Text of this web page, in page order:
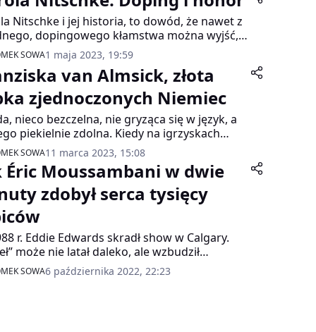
Nitschke i jej historia, to dowód, że nawet z
dopingowego kłamstwa można wyjść,
resztki honoru…
SOWA1 maja 2023, 19:59
van Almsick, złota
zjednoczonych Niemiec
nieco bezczelna, nie gryząca się w język, a
piekielnie zdolna. Kiedy na igrzyskach
w Barcelonie, mając czternaście lat,
dwa srebrne i dwa brązowe medale, z
stała się ogólnonarodową gwiazdą.
tak wielką i kojarzoną ze sportem w
Złotą rybką zjednoczonego narodu.
SOWA11 marca 2023, 15:08
Éric Moussambani w dwie
zdobył serca tysięcy
r. Eddie Edwards skradł show w Calgary.
może nie latał daleko, ale wzbudził
sympatię. 12 lat później podobną
stworzył Éric Moussambani, „Węgorz” z
SOWA6 października 2022, 22:23